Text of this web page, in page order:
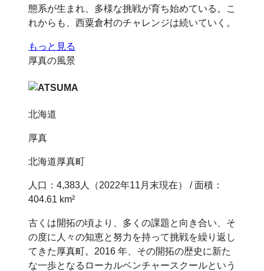
態系が生まれ、多様な挑戦が育ち始めている。こ
れからも、西粟倉村のチャレンジは続いていく。
もっと見る
厚真の風景
北海道
厚真
北海道厚真町
人口：4,383人（2022年11月末現在） / 面積：
404.61 km²
古くは開拓の頃より、多くの課題と向き合い、そ
の度に人々の知恵と努力を持って挑戦を繰り返し
てきた厚真町。2016 年、その開拓の歴史に新た
な一歩となるローカルベンチャースクールという